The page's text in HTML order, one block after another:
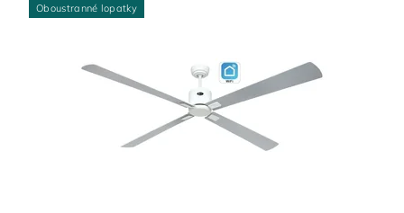
Oboustranné lopatky